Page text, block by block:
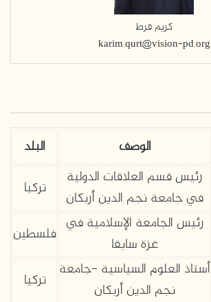
كريم قرط
karim.qurt@vision-pd.org
الوصف
البلد
رئيس قسم العلاقات الدولية
في جامعة نجم الدين أربكان
تركيا
رئيس الجامعة الإسلامية في
غزة سابقا
فلسطين
أستاذ العلوم السياسية -جامعة
نجم الدين أربكان
تركيا